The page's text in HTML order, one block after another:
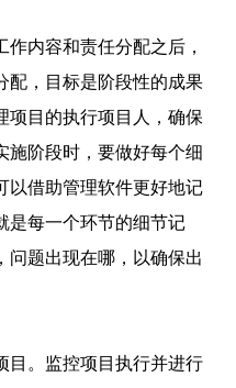
内容和责任分配之后，
配，目标是阶段性的成果
项目的执行项目人，确保
施阶段时，要做好每个细
以借助管理软件更好地记
是每一个环节的细节记
问题出现在哪，以确保出
目。监控项目执行并进行